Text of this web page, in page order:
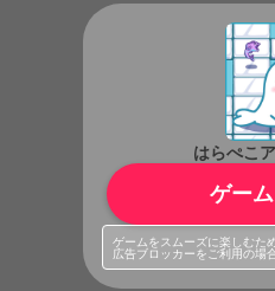
はらぺこ
ゲー
ゲームをスムーズに楽しむた
広告ブロッカーをご利用の場